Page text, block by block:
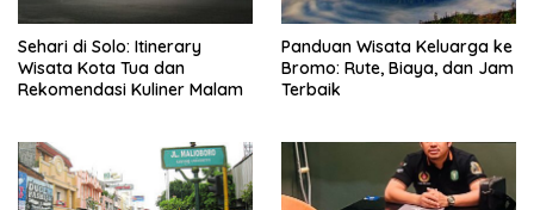
Sehari di Solo: Itinerary
Wisata Kota Tua dan
Rekomendasi Kuliner Malam
Panduan Wisata Keluarga ke
Bromo: Rute, Biaya, dan Jam
Terbaik